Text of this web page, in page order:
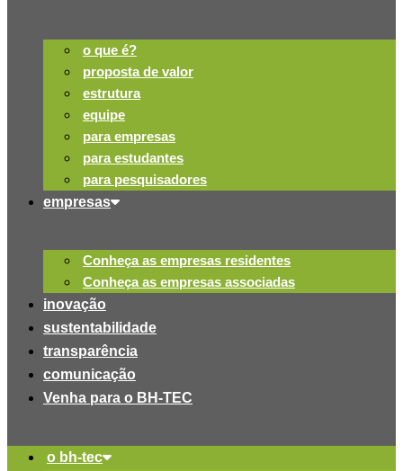
o que é?
proposta de valor
estrutura
equipe
para empresas
para estudantes
para pesquisadores
empresas
Conheça as empresas residentes
Conheça as empresas associadas
inovação
sustentabilidade
transparência
comunicação
Venha para o BH-TEC
o bh-tec